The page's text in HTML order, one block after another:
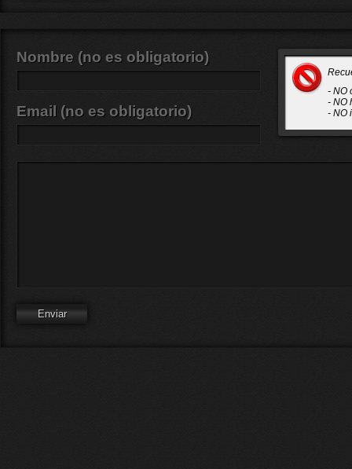
- NO
- NO
- NO
Nombre (no es obligatorio)
Email (no es obligatorio)